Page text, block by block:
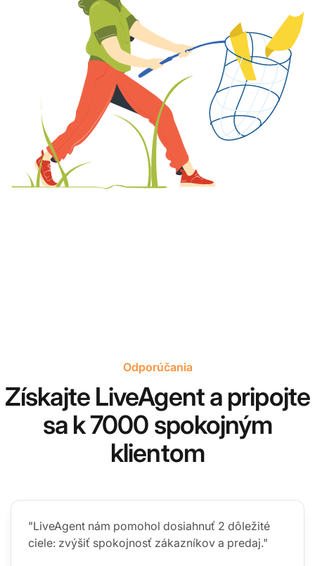
Odporúčania
Získajte LiveAgent a pripojte
sa k 7000 spokojným
klientom
"LiveAgent nám pomohol dosiahnuť 2 dôležité
ciele: zvýšiť spokojnosť zákazníkov a predaj."